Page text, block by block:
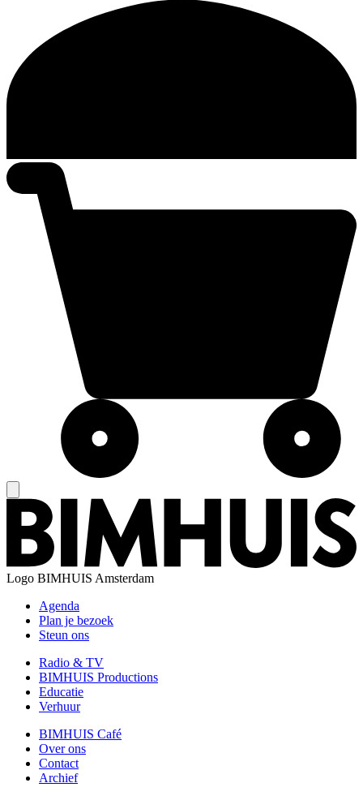
Logo BIMHUIS Amsterdam
Agenda
Plan je bezoek
Steun ons
Radio & TV
BIMHUIS Productions
Educatie
Verhuur
BIMHUIS Café
Over ons
Contact
Archief